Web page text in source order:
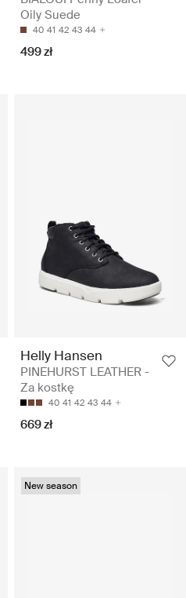
Oily Suede
40 41 42 43 44
499 zł
Helly Hansen
PINEHURST LEATHER -
Za kostkę
40 41 42 43 44
669 zł
New season